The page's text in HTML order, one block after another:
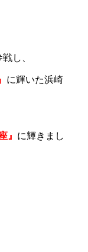
し、
に輝いた浜崎
』 に輝きまし